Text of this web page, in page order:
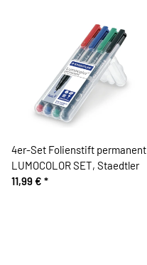
4er-Set Folienstift permanent
LUMOCOLOR SET, Staedtler
11,99 € *